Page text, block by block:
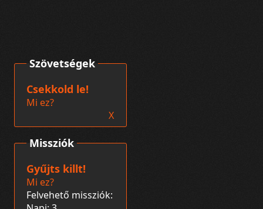
Missziók
Gyűjts killt!
Mi ez?
Felvehető missziók:
Szövetségek
Csekkold le!
Mi ez?
X